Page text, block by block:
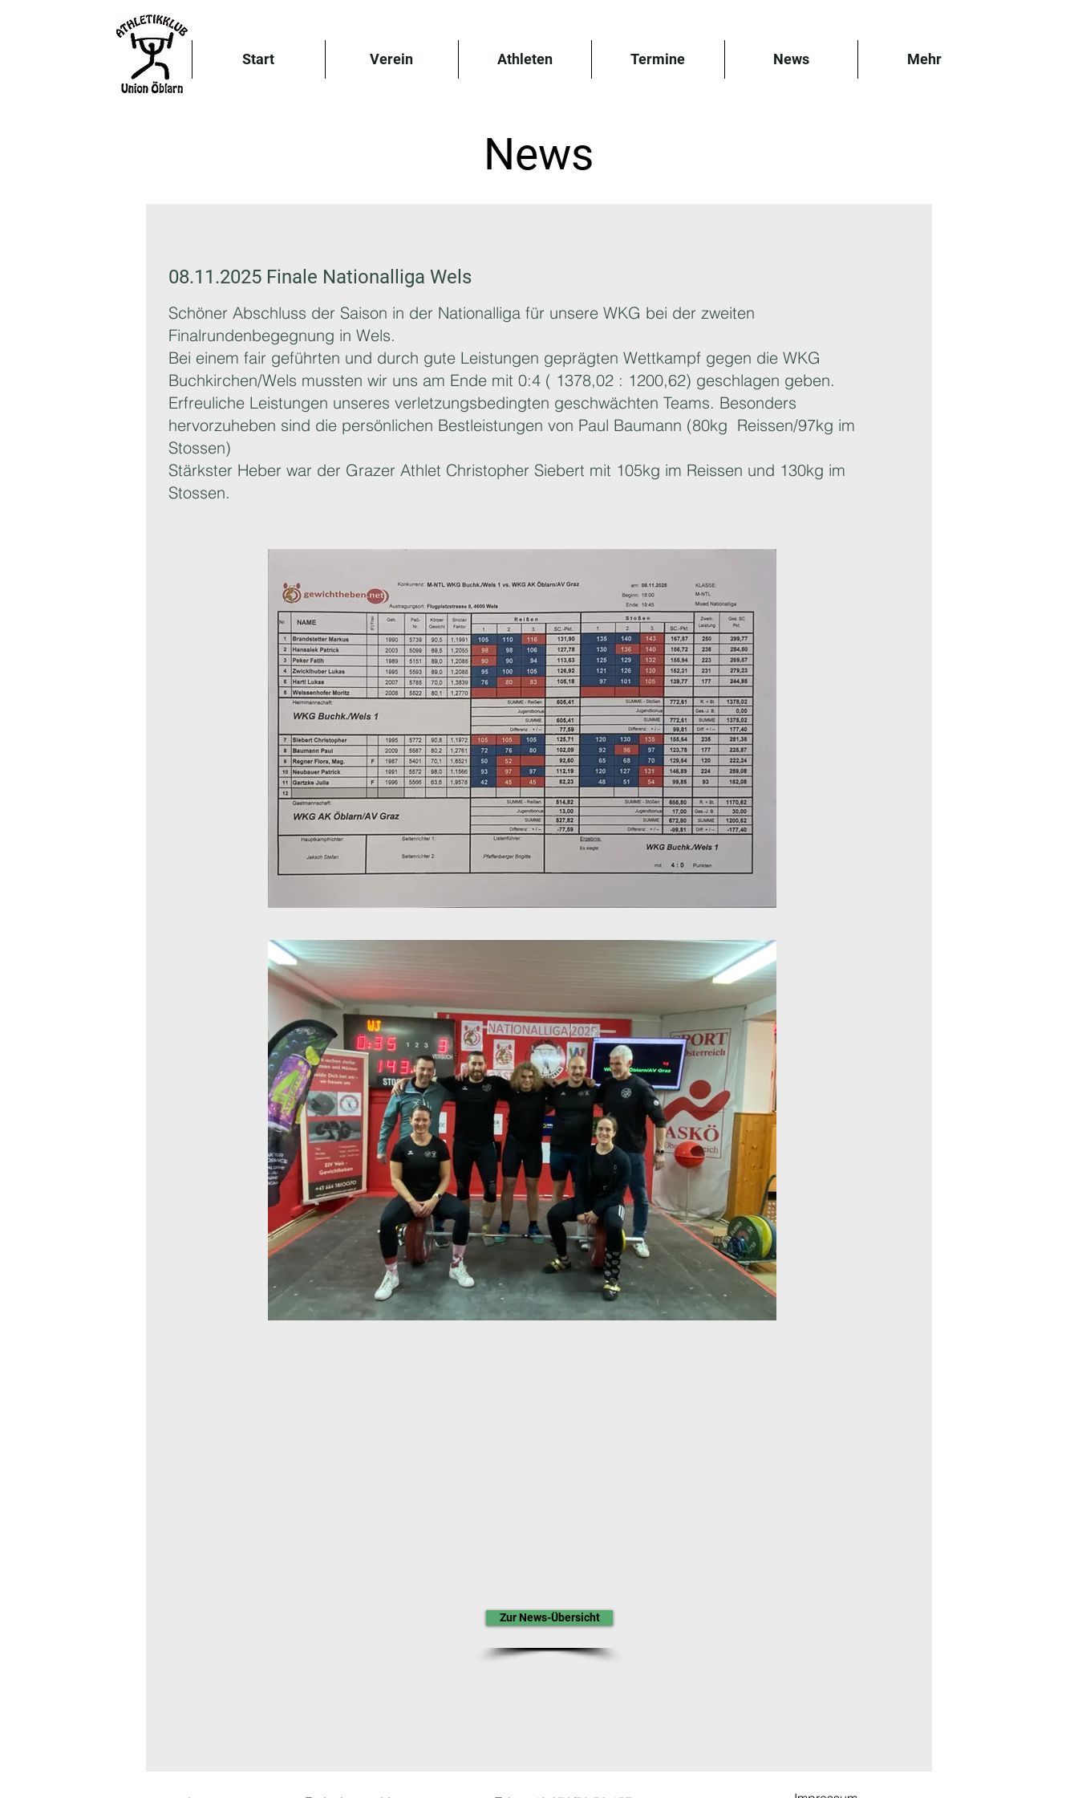
Start Verein Athleten Termine News Mehr
News
Schöner Abschluss der Saison in der Nationalliga für unsere WKG bei der zweiten
Finalrundenbegegnung in Wels.
Bei einem fair geführten und durch gute Leistungen geprägten Wettkampf gegen die WKG
Buchkirchen/Wels mussten wir uns am Ende mit 0:4 ( 1378,02 : 1200,62) geschlagen geben.
Erfreuliche Leistungen unseres verletzungsbedingten geschwächten Teams. Besonders
hervorzuheben sind die persönlichen Bestleistungen von Paul Baumann (80kg Reissen/97kg im
Stossen)
Stärkster Heber war der Grazer Athlet Christopher Siebert mit 105kg im Reissen und 130kg im
Stossen.
Zur News-Übersicht
08.11.2025 Finale Nationalliga Wels